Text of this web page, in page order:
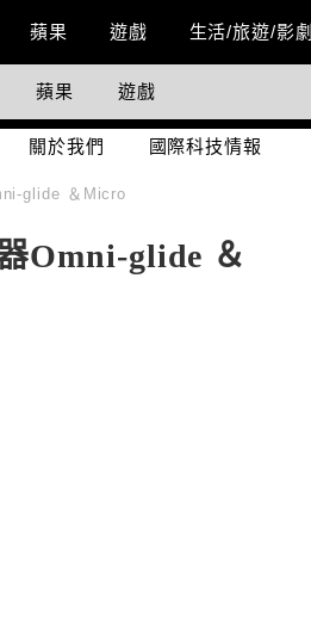
蘋果 遊戲 生活/旅遊/影劇
蘋果 遊戲
關於我們 國際科技情報
glide ＆Micro
Omni-glide ＆